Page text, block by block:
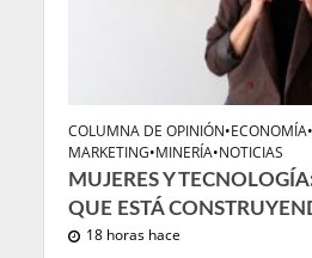
COLUMNA DE OPINIÓN•ECONOMÍA•
MARKETING•MINERÍA•NOTICIAS
MUJERES Y
QUE ESTÁ
18 horas hace